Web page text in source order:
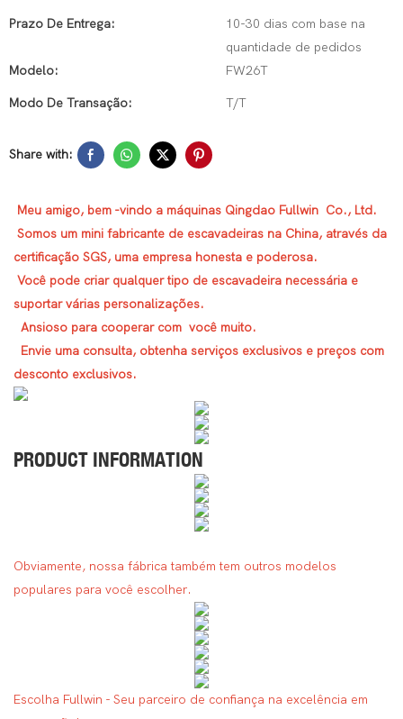
Prazo De Entrega:
10-30 dias com base na
quantidade de pedidos
Modelo:
FW26T
Modo De Transação: T/T
Share with:
Meu amigo, bem -vindo a máquinas Qingdao Fullwin Co., Ltd.
Somos um mini fabricante de escavadeiras na China, através da
certificação SGS, uma empresa honesta e poderosa.
Você pode criar qualquer tipo de escavadeira necessária e
suportar várias personalizações.
Ansioso para cooperar com você muito.
Envie uma consulta, obtenha serviços exclusivos e preços com
desconto exclusivos.
PRODUCT INFORMATION
Obviamente, nossa fábrica também tem outros modelos
populares para você escolher.
Escolha Fullwin - Seu parceiro de confiança na excelência em